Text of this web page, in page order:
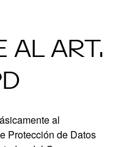
AL ART.
al
Protección de Datos